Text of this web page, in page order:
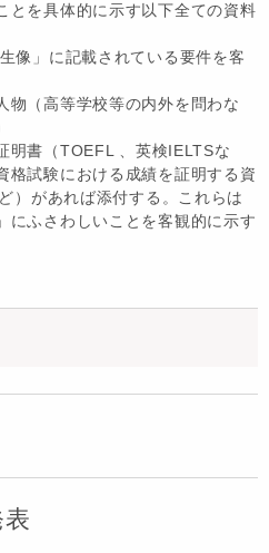
とを具体的に示す以下全ての資料
像」に記載されている要件を客
物（高等学校等の内外を問わな
明書（TOEFL 、英検IELTSな
格試験における成績を証明する資
）があれば添付する。これらは
にふさわしいことを客観的に示す